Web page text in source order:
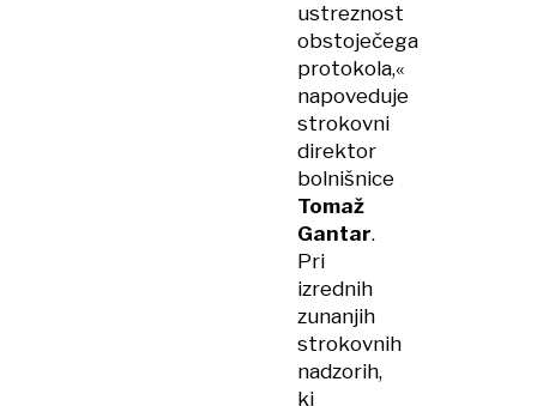
ustreznost
obstoječega
protokola,«
napoveduje
strokovni
direktor
bolnišnice
Tomaž
Gantar.
Pri
izrednih
zunanjih
strokovnih
nadzorih,
ki